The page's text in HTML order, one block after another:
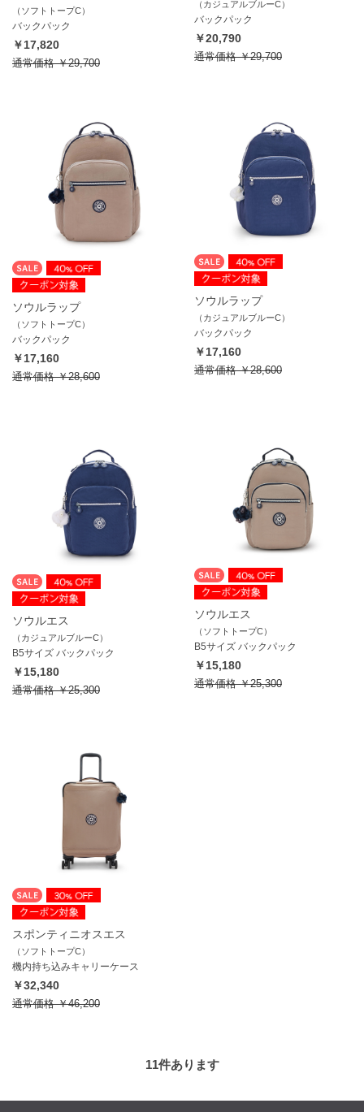
（ソフトトープC）
バックパック
￥17,820
通常価格￥29,700
（カジュアルブルーC）
バックパック
￥20,790
通常価格￥29,700
ソウルラップ
（ソフトトープC）
バックパック
￥17,160
通常価格￥28,600
ソウルラップ
（カジュアルブルーC）
バックパック
￥17,160
通常価格￥28,600
ソウルエス
（カジュアルブルーC）
B5サイズ バックパック
￥15,180
通常価格￥25,300
ソウルエス
（ソフトトープC）
B5サイズ バックパック
￥15,180
通常価格￥25,300
スポンティニオスエス
（ソフトトープC）
機内持ち込みキャリーケース
￥32,340
通常価格￥46,200
11件あります